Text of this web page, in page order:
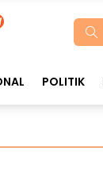
POLITIK